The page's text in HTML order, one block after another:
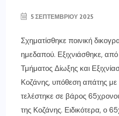
5 ΣΕΠΤΕΜΒΡΊΟΥ 2025
Σχηματίσθηκε ποινική
ημεδαπού. Εξιχνιάσθηκε,
Τμήματος Δίωξης και
Κοζάνης, υπόθεση απάτης με
τελέστηκε σε βάρος
της Κοζάνης. Ειδικότερα, ο